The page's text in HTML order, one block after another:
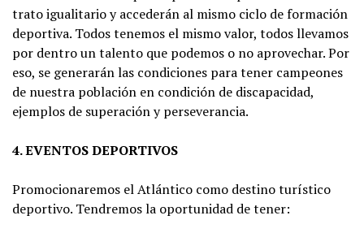
trato igualitario y accederán al mismo ciclo de formación
deportiva. Todos tenemos el mismo valor, todos llevamos
por dentro un talento que podemos o no aprovechar. Por
eso, se generarán las condiciones para tener campeones
de nuestra población en condición de discapacidad,
ejemplos de superación y perseverancia.
4. EVENTOS DEPORTIVOS
Promocionaremos el Atlántico como destino turístico
deportivo. Tendremos la oportunidad de tener: